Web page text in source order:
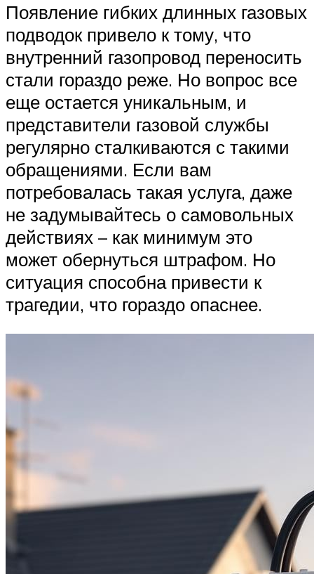
Появление гибких длинных газовых
подводок привело к тому, что
внутренний газопровод переносить
стали гораздо реже. Но вопрос все
еще остается уникальным, и
представители газовой службы
регулярно сталкиваются с такими
обращениями. Если вам
потребовалась такая услуга, даже
не задумывайтесь о самовольных
действиях – как минимум это
может обернуться штрафом. Но
ситуация способна привести к
трагедии, что гораздо опаснее.